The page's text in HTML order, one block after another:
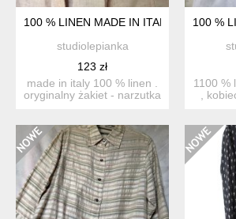
100 % LINEN MADE IN ITALY
studiolepianka
123 zł
made in italy 100 % linen .
oryginalny żakiet - narzutka
100 %
1100 %
,